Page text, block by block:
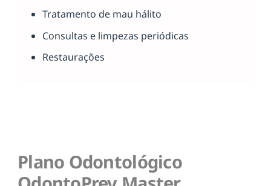
Tratamento de mau hálito
Consultas e limpezas periódicas
Restaurações
Plano Odontológico